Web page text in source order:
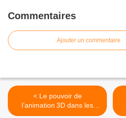
Commentaires
Ajouter un commentaire
< Le pouvoir de
l’animation 3D dans les
litiges environnementaux :